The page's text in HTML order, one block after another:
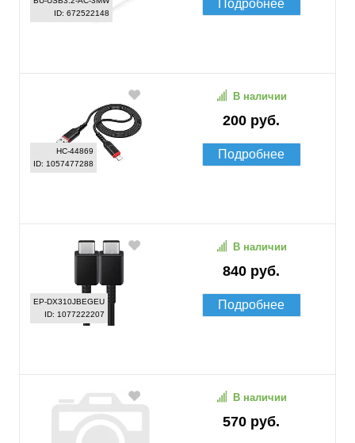
ID: 672522148
Подробнее
HC-44869
ID: 1057477288
200 руб.
В наличии
Подробнее
EP-DX310JBEGEU
ID: 1077222207
840 руб.
В наличии
Подробнее
570 руб.
В наличии